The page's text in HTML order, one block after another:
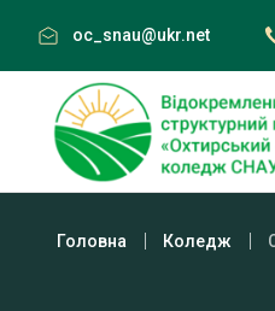
content
oc_snau@ukr.net
Головна Коледж